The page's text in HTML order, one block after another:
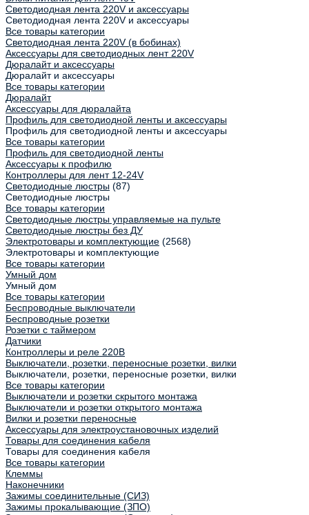
Светодиодная лента 220V и аксессуары
Светодиодная лента 220V и аксессуары
Все товары категории
Светодиодная лента 220V (в бобинах)
Аксессуары для светодиодных лент 220V
Дюралайт и аксессуары
Дюралайт и аксессуары
Все товары категории
Дюралайт
Аксессуары для дюралайта
Профиль для светодиодной ленты и аксессуары
Профиль для светодиодной ленты и аксессуары
Все товары категории
Профиль для светодиодной ленты
Аксессуары к профилю
Контроллеры для лент 12-24V
Светодиодные люстры (87)
Светодиодные люстры
Все товары категории
Светодиодные люстры управляемые на пульте
Светодиодные люстры без ДУ
Электротовары и комплектующие (2568)
Электротовары и комплектующие
Все товары категории
Умный дом
Умный дом
Все товары категории
Беспроводные выключатели
Беспроводные розетки
Розетки с таймером
Датчики
Контроллеры и реле 220В
Выключатели, розетки, переносные розетки, вилки
Выключатели, розетки, переносные розетки, вилки
Все товары категории
Выключатели и розетки скрытого монтажа
Выключатели и розетки открытого монтажа
Вилки и розетки переносные
Аксессуары для электроустановочных изделий
Товары для соединения кабеля
Товары для соединения кабеля
Все товары категории
Клеммы
Наконечники
Зажимы соединительные (СИЗ)
Зажимы прокалывающие (ЗПО)